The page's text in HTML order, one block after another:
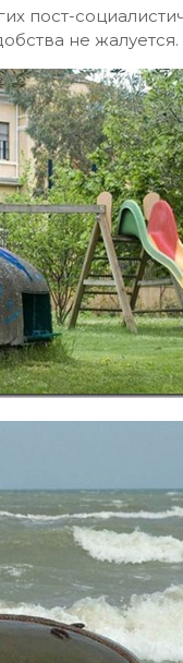
пост-
не жалуется.